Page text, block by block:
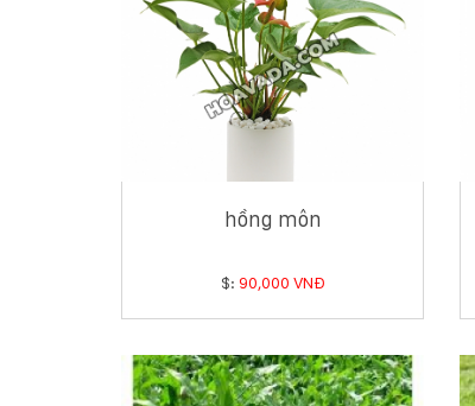
hồng môn
$: 90,000 VNĐ